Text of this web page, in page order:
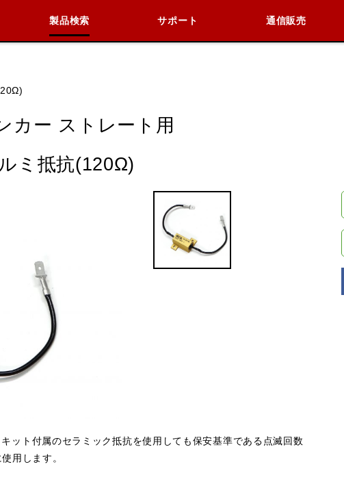
製品検索 サポート 通信販売
カー ストレート用
ミ抵抗(120Ω)
ット付属のセラミック抵抗を使用しても保安基準である点滅回数
用します。